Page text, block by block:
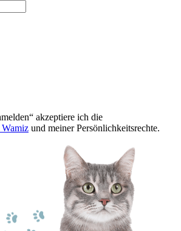
akzeptiere ich die
und meiner Persönlichkeitsrechte.